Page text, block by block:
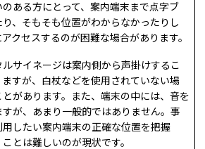
ある方にとって、案内端末まで点字ブ
、そもそも位置がわからなかったりし
クセスするのが困難な場合があります。
サイネージは案内側から声掛けするこ
すが、白杖などを使用されていない場
があります。また、端末の中には、音を
が、あまり一般的ではありません。事
したい案内端末の正確な位置を把握
とは難しいのが現状です。